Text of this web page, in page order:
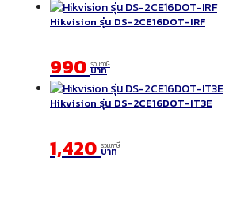
Hikvision รุ่น DS-2CE16DOT-IRF
990 รวมภาษี
บาท
Hikvision รุ่น DS-2CE16DOT-IT3E
1,420 รวมภาษี
บาท